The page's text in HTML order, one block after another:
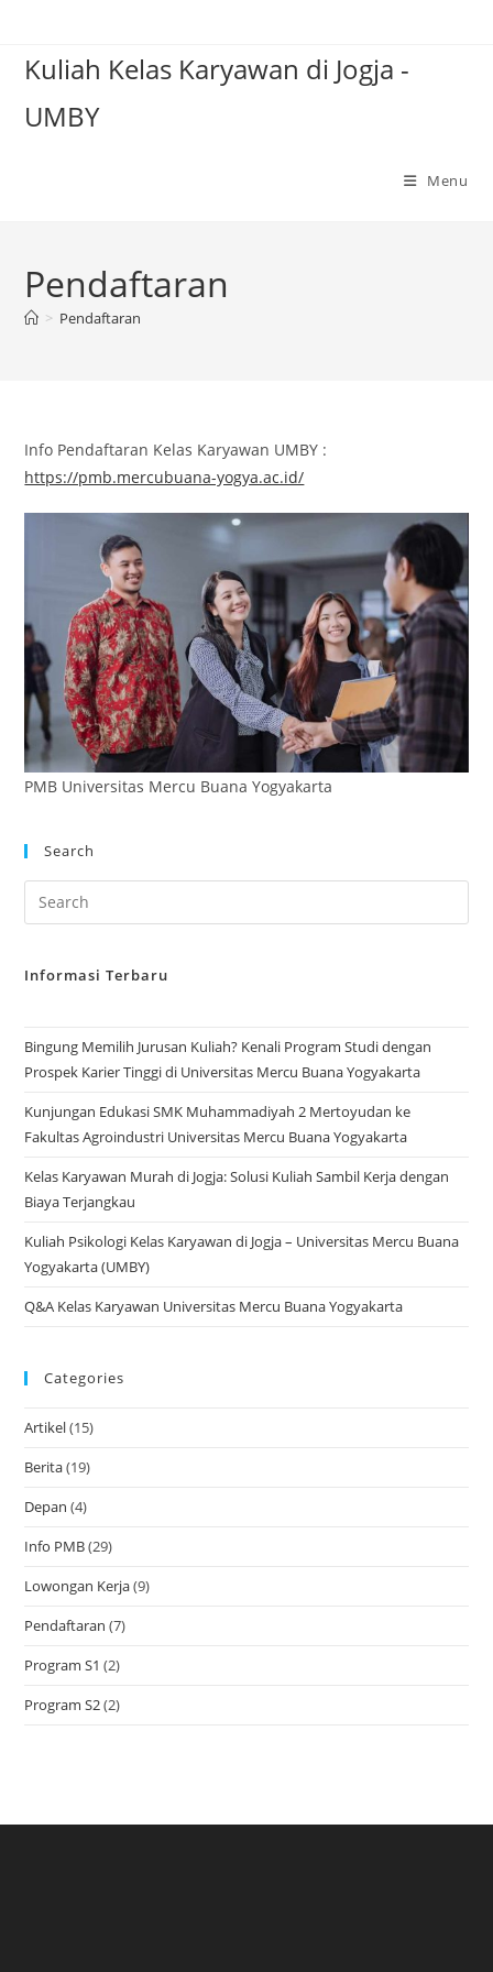
contentKuliah Kelas Karyawan di Jogja -
UMBY
Menu
Pendaftaran
> Pendaftaran
Info Pendaftaran Kelas Karyawan UMBY :
https://pmb.mercubuana-yogya.ac.id/
PMB Universitas Mercu Buana Yogyakarta
Search
Informasi Terbaru
Bingung Memilih Jurusan Kuliah? Kenali Program Studi dengan
Prospek Karier Tinggi di Universitas Mercu Buana Yogyakarta
Kunjungan Edukasi SMK Muhammadiyah 2 Mertoyudan ke
Fakultas Agroindustri Universitas Mercu Buana Yogyakarta
Kelas Karyawan Murah di Jogja: Solusi Kuliah Sambil Kerja dengan
Biaya Terjangkau
Kuliah Psikologi Kelas Karyawan di Jogja – Universitas Mercu Buana
Yogyakarta (UMBY)
Q&A Kelas Karyawan Universitas Mercu Buana Yogyakarta
Categories
Artikel(15)
Berita(19)
Depan (4)
Info PMB(29)
Lowongan Kerja(9)
Pendaftaran (7)
Program S1 (2)
Program S2(2)